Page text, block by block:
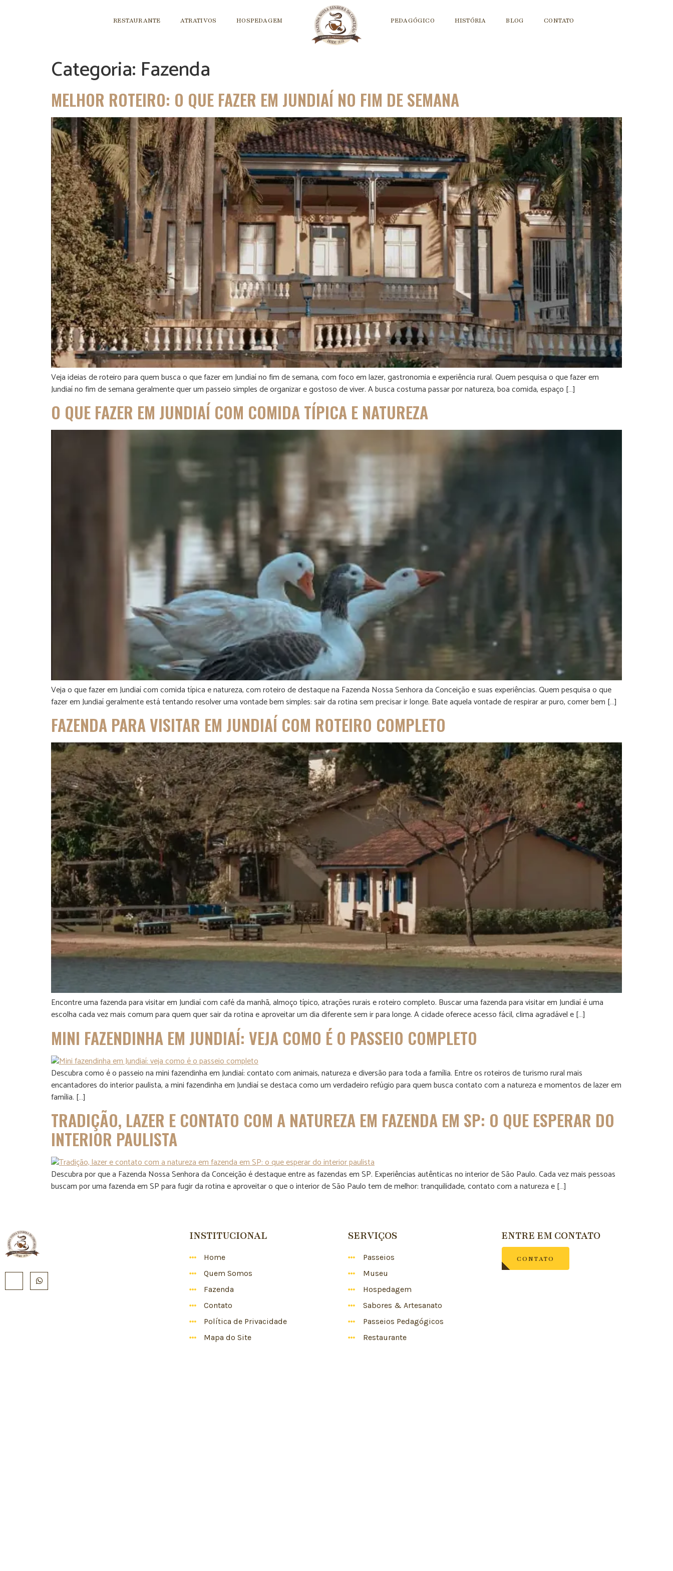
RESTAURANTE ATRATIVOS HOSPEDAGEM PEDAGÓGICO HISTÓRIA BLOG CONTATO
Categoria: Fazenda
MELHOR ROTEIRO: O QUE FAZER EM JUNDIAÍ NO FIM DE SEMANA
Veja ideias de roteiro para quem busca o que fazer em Jundiaí no fim de semana, com foco em lazer, gastronomia e experiência rural. Quem pesquisa o que fazer em
Jundiaí no fim de semana geralmente quer um passeio simples de organizar e gostoso de viver. A busca costuma passar por natureza, boa comida, espaço […]
O QUE FAZER EM JUNDIAÍ COM COMIDA TÍPICA E NATUREZA
Veja o que fazer em Jundiaí com comida típica e natureza, com roteiro de destaque na Fazenda Nossa Senhora da Conceição e suas experiências. Quem pesquisa o que
fazer em Jundiaí geralmente está tentando resolver uma vontade bem simples: sair da rotina sem precisar ir longe. Bate aquela vontade de respirar ar puro, comer bem […]
FAZENDA PARA VISITAR EM JUNDIAÍ COM ROTEIRO COMPLETO
Encontre uma fazenda para visitar em Jundiaí com café da manhã, almoço típico, atrações rurais e roteiro completo. Buscar uma fazenda para visitar em Jundiaí é uma
escolha cada vez mais comum para quem quer sair da rotina e aproveitar um dia diferente sem ir para longe. A cidade oferece acesso fácil, clima agradável e […]
MINI FAZENDINHA EM JUNDIAÍ: VEJA COMO É O PASSEIO COMPLETO
Descubra como é o passeio na mini fazendinha em Jundiaí: contato com animais, natureza e diversão para toda a família. Entre os roteiros de turismo rural mais
encantadores do interior paulista, a mini fazendinha em Jundiaí se destaca como um verdadeiro refúgio para quem busca contato com a natureza e momentos de lazer em
família. […]
TRADIÇÃO, LAZER E CONTATO COM A NATUREZA EM FAZENDA EM SP: O QUE ESPERAR DO
INTERIOR PAULISTA
Descubra por que a Fazenda Nossa Senhora da Conceição é destaque entre as fazendas em SP. Experiências autênticas no interior de São Paulo. Cada vez mais pessoas
buscam por uma fazenda em SP para fugir da rotina e aproveitar o que o interior de São Paulo tem de melhor: tranquilidade, contato com a natureza e […]
INSTITUCIONAL
Home
Quem Somos
Fazenda
Contato
Política de Privacidade
Mapa do Site
SERVIÇOS
Passeios
Museu
Hospedagem
Sabores & Artesanato
Passeios Pedagógicos
Restaurante
ENTRE EM CONTATO
CONTATO